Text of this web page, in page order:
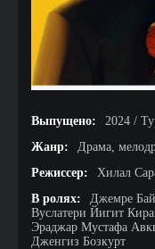
Выпущено:
2024 /
Жанр:
Драма,
Режиссер:
Хилал
В ролях:
Джемре
Вуслатери Йигит
Эраджар Мустафа
Дженгиз Бозкурт